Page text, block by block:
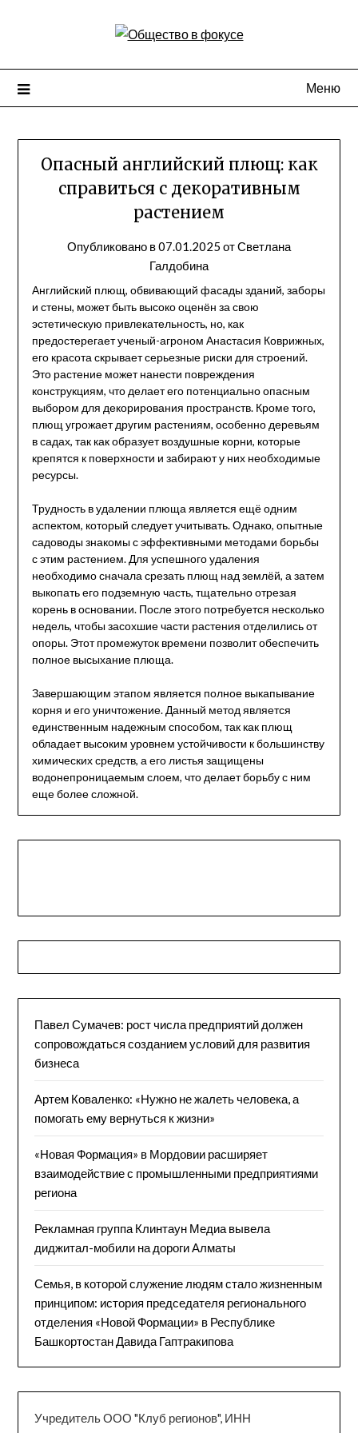
Меню
Опасный английский плющ: как
справиться с декоративным
растением
Опубликовано в07.01.2025 отСветлана
Галдобина
Английский плющ, обвивающий фасады зданий, заборы
и стены, может быть высоко оценён за свою
эстетическую привлекательность, но, как
предостерегает ученый-агроном Анастасия Коврижных,
его красота скрывает серьезные риски для строений.
Это растение может нанести повреждения
конструкциям, что делает его потенциально опасным
выбором для декорирования пространств. Кроме того,
плющ угрожает другим растениям, особенно деревьям
в садах, так как образует воздушные корни, которые
крепятся к поверхности и забирают у них необходимые
ресурсы.
Трудность в удалении плюща является ещё одним
аспектом, который следует учитывать. Однако, опытные
садоводы знакомы с эффективными методами борьбы
с этим растением. Для успешного удаления
необходимо сначала срезать плющ над землёй, а затем
выкопать его подземную часть, тщательно отрезая
корень в основании. После этого потребуется несколько
недель, чтобы засохшие части растения отделились от
опоры. Этот промежуток времени позволит обеспечить
полное высыхание плюща.
Завершающим этапом является полное выкапывание
корня и его уничтожение. Данный метод является
единственным надежным способом, так как плющ
обладает высоким уровнем устойчивости к большинству
химических средств, а его листья защищены
водонепроницаемым слоем, что делает борьбу с ним
еще более сложной.
Павел Сумачев: рост числа предприятий должен
сопровождаться созданием условий для развития
бизнеса
Артем Коваленко: «Нужно не жалеть человека, а
помогать ему вернуться к жизни»
«Новая Формация» в Мордовии расширяет
взаимодействие с промышленными предприятиями
региона
Рекламная группа Клинтаун Медиа вывела
диджитал-мобили на дороги Алматы
Семья, в которой служение людям стало жизненным
принципом: история председателя регионального
отделения «Новой Формации» в Республике
Башкортостан Давида Гаптракипова
Учредитель ООО "Клуб регионов", ИНН